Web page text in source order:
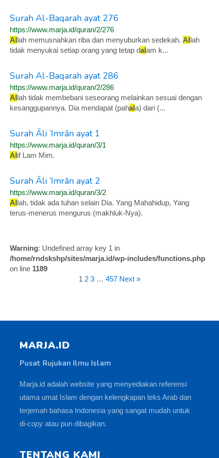
Surah Al-Baqarah ayat 276
https://www.marja.id/quran/2/276
Allah memusnahkan riba dan menyuburkan sedekah. Allah
tidak menyukai setiap orang yang tetap dalam k...
Surah Al-Baqarah ayat 286
https://www.marja.id/quran/2/286
Allah tidak membebani seseorang melainkan sesuai dengan
kesanggupannya. Dia mendapat (pahala) dari (...
Surah Āli ’Imrān ayat 1
https://www.marja.id/quran/3/1
Alif Lam Mim.
Surah Āli ’Imrān ayat 2
https://www.marja.id/quran/3/2
Allah, tidak ada tuhan selain Dia. Yang Mahahidup, Yang
terus-menerus mengurus (makhluk-Nya).
Warning: Undefined array key 1 in
/home/rndskshp/sites/marja.id/wp-includes/functions.php
on line 1189
1 2 3 … 457 Next »
MARJA.ID
Pusat Rujukan Ilmu Islam
Marja.id adalah website yang menyediakan referensi
utama umat Islam dengan kelengkapan teks Arab dan
terjemah bahasa Indonesia yang sangat mudah untuk
di-copy atau pun dibagikan.
TENTANG KAMI